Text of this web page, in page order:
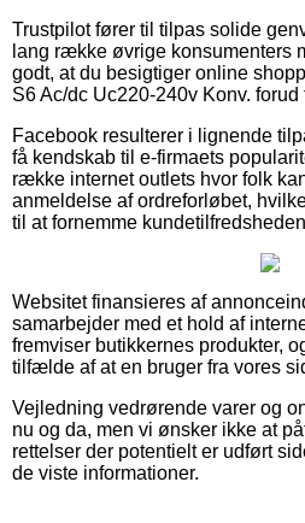
Trustpilot fører til tilpas solide
lang række øvrige konsumenters
godt, at du besigtiger online
S6 Ac/dc Uc220-240v Konv. forud
Facebook resulterer i lignende
få kendskab til e-firmaets
række internet outlets hvor folk
anmeldelse af ordreforløbet,
til at fornemme
Websitet finansieres af
samarbejder med et hold af
fremviser butikkernes produkter,
tilfælde af at en bruger fra vores
Vejledning vedrørende varer og
nu og da, men vi ønsker ikke at
rettelser der potentielt er udført
de viste informationer.